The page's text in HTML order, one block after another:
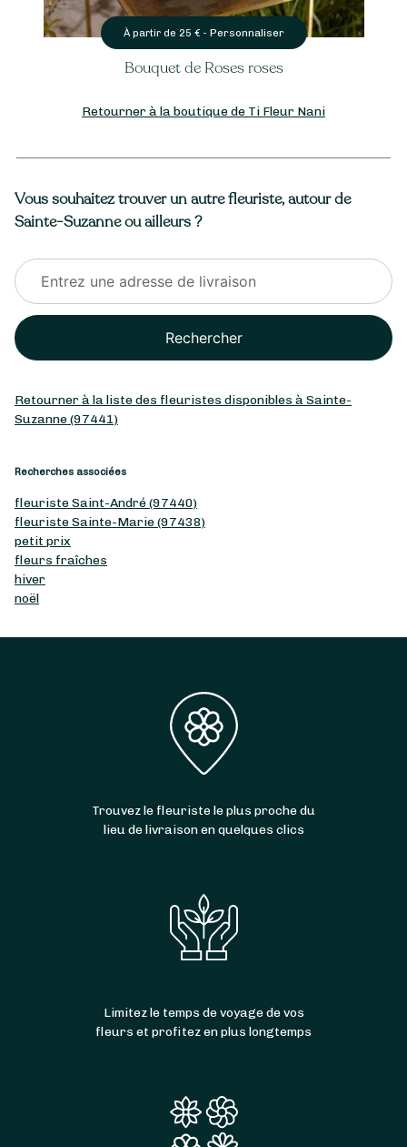
À partir de 25 € - Personnaliser
Bouquet de Roses roses
Retourner à la boutique de Ti Fleur Nani
Vous souhaitez trouver un autre fleuriste, autour de
Sainte-Suzanne ou ailleurs ?
Rechercher
Retourner à la liste des fleuristes disponibles à Sainte-
Suzanne (97441)
Recherches associées
fleuriste Saint-André (97440)
fleuriste Sainte-Marie (97438)
petit prix
fleurs fraîches
hiver
noël
Trouvez le fleuriste le plus proche du
lieu de livraison en quelques clics
Limitez le temps de voyage de vos
fleurs et profitez en plus longtemps